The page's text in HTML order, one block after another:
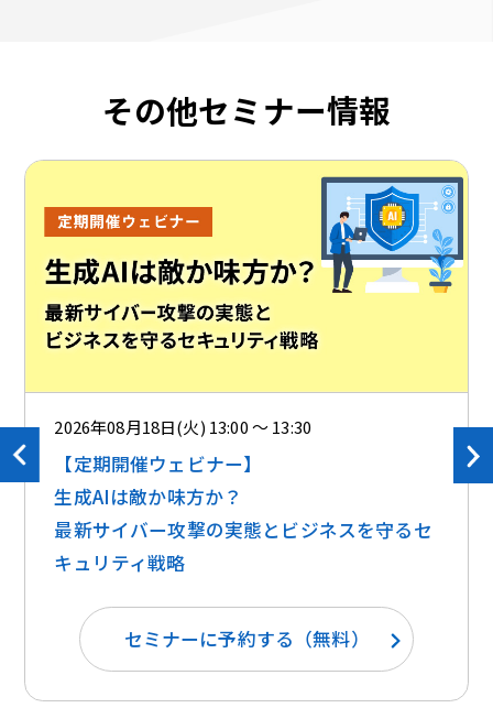
その他セミナー情報
2026年08月18日(火) 13:00 ～ 13:30
【定期開催ウェビナー】
生成AIは敵か味方か？ ​​
最新サイバー攻撃の実態とビジネスを守るセ
キュリティ戦略
セミナーに予約する（無料）